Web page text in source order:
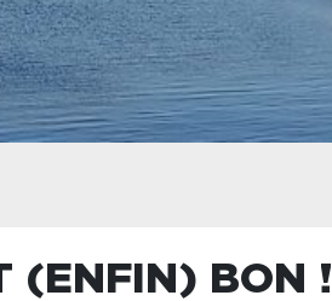
(ENFIN) BON !